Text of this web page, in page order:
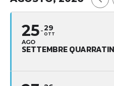
25
AGO
29
OTT
SETTEMBRE